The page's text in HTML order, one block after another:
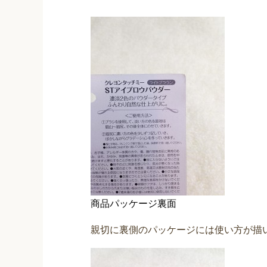
商品パッケージ裏面
親切に裏側のパッケージには使い方が描